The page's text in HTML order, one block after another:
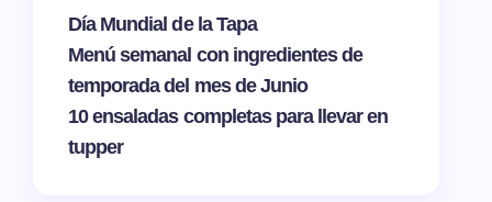
Día Mundial de la Tapa
Menú semanal con ingredientes de
temporada del mes de Junio
10 ensaladas completas para llevar en
tupper